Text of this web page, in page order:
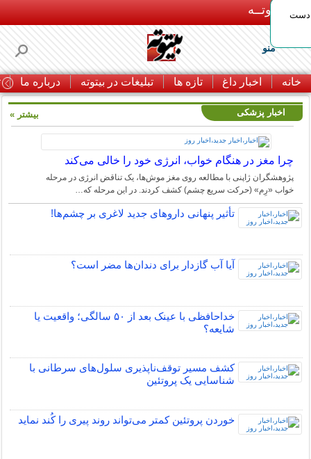
بـیتوتــه
منو
خانه اخبار داغ تازه ها تبلیغات در بیتوته درباره ما
دست
اخبار پزشکی
چرا مغز در هنگام خواب، انرژی خود را خالی می‌کند
پژوهشگران ژاپنی با مطالعه روی مغز موش‌ها، یک تناقض انرژی در مرحله
خواب «رِم» (حرکت سریع چشم) کشف کردند. در این مرحله که…
تأثیر پنهانی داروهای جدید لاغری بر چشم‌ها!
آیا آب گازدار برای دندان‌ها مضر است؟
خداحافظی با عینک بعد از ۵۰ سالگی؛ واقعیت یا
شایعه؟
کشف مسیر توقف‌ناپذیری سلول‌های سرطانی با
شناسایی یک پروتئین
خوردن پروتئین کمتر می‌تواند روند پیری را کُند نماید
بیشتر »